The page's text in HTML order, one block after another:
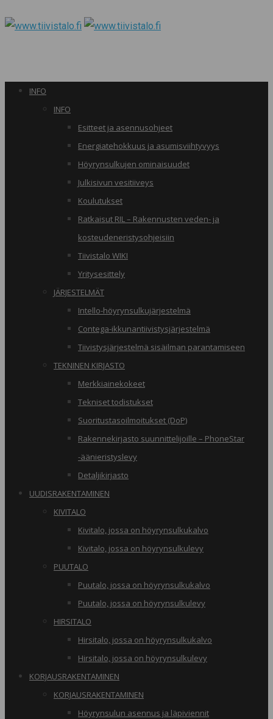
INFO
INFO
Esitteet ja asennusohjeet
Energiatehokkuus ja asumisviihtyvyys
Höyrynsulkujen ominaisuudet
Julkisivun vesitiiveys
Koulutukset
Ratkaisut RIL – Rakennusten veden- ja
kosteudeneristysohjeisiin
Tiivistalo WIKI
Yritysesittely
JÄRJESTELMÄT
Intello-höyrynsulkujärjestelmä
Contega-ikkunantiivistysjärjestelmä
Tiivistysjärjestelmä sisäilman parantamiseen
TEKNINEN KIRJASTO
Merkkiainekokeet
Tekniset todistukset
Suoritustasoilmoitukset (DoP)
Rakennekirjasto suunnittelijoille – PhoneStar
-äänieristyslevy
Detaljikirjasto
UUDISRAKENTAMINEN
KIVITALO
Kivitalo, jossa on höyrynsulkukalvo
Kivitalo, jossa on höyrynsulkulevy
PUUTALO
Puutalo, jossa on höyrynsulkukalvo
Puutalo, jossa on höyrynsulkulevy
HIRSITALO
Hirsitalo, jossa on höyrynsulkukalvo
Hirsitalo, jossa on höyrynsulkulevy
KORJAUSRAKENTAMINEN
KORJAUSRAKENTAMINEN
Höyrynsulun asennus ja läpiviennit